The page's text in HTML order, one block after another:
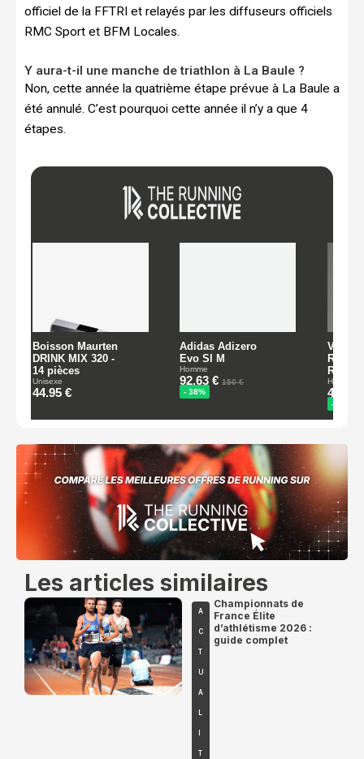
officiel de la FFTRI et relayés par les diffuseurs officiels
RMC Sport et BFM Locales.
Y aura-t-il une manche de triathlon à La Baule ?
Non, cette année la quatrième étape prévue à La Baule a
été annulé. C’est pourquoi cette année il n’y a que 4
étapes.
Les articles similaires
A
C
T
U
A
L
T
Championnats de
France Élite
d’athlétisme 2026 :
guide complet